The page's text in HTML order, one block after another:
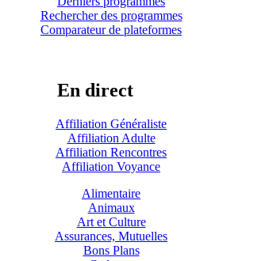
Rechercher des programmes
Comparateur de plateformes
En direct
Affiliation Généraliste
Affiliation Adulte
Affiliation Rencontres
Affiliation Voyance
Alimentaire
Animaux
Art et Culture
Assurances, Mutuelles
Bons Plans